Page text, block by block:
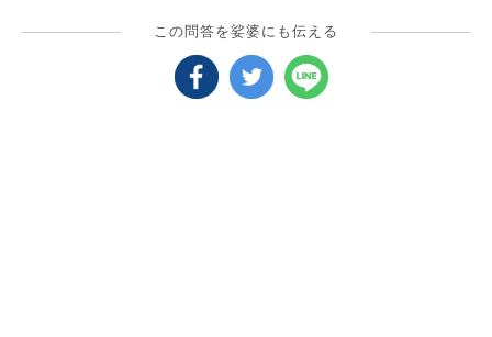
この問答を娑婆にも伝える